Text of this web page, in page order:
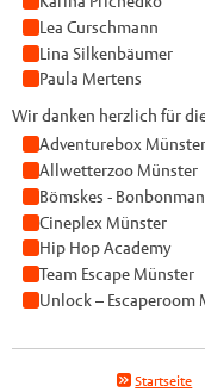
Lea Curschmann
Lina Silkenbäumer
Paula Mertens
Wir danken herzlich für
Adventurebox Münster
Allwetterzoo Münster
Bömskes -
Cineplex Münster
Hip Hop Academy
Team Escape Münster
Unlock – Escaperoom
Startseite